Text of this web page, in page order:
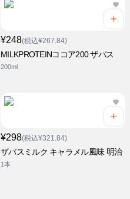
¥248(税込¥267.84)
MILKPROTEINココア200 ザバス
200ml
¥298(税込¥321.84)
ザバスミルク キャラメル風味 明治
1本